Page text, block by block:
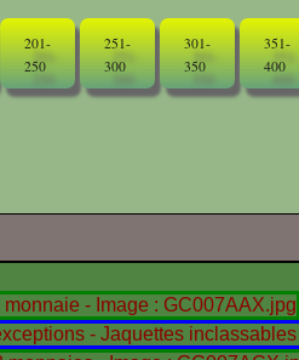
201-
250
251-
300
301-
350
351-
400